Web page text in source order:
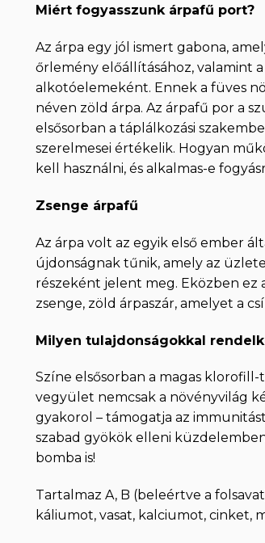
Miért fogyasszunk árpafű port?
Az árpa egy jól ismert gabona,
őrlemény előállításához, valamint
alkotóelemeként. Ennek a füves
néven zöld árpa. Az árpafű por a
elsősorban a táplálkozási
szerelmesei értékelik. Hogyan
kell használni, és alkalmas-e
Zsenge árpafű
Az árpa volt az egyik első ember
újdonságnak tűnik, amely az
részeként jelent meg. Eközben ez
zsenge, zöld árpaszár, amelyet a
Milyen tulajdonságokkal
Színe elsősorban a magas
vegyület nemcsak a növényvilág
gyakorol – támogatja az
szabad gyökök elleni
bomba is!
Tartalmaz A, B (beleértve a
káliumot, vasat, kalciumot, cinket,